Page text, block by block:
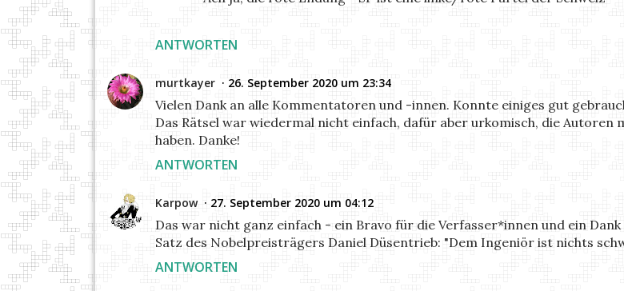
ANTWORTEN
murtkayer 26. September 2020 um 23:34
Vielen Dank an alle Kommentatoren und -innen. Konnte einiges gut
Das Rätsel war wiedermal nicht einfach, dafür aber urkomisch, die Autoren
haben. Danke!
ANTWORTEN
Karpow 27. September 2020 um 04:12
Das war nicht ganz einfach - ein Bravo für die Verfasser*innen und ein
Satz des Nobelpreisträgers Daniel Düsentrieb: "Dem Ingeniör ist nichts
ANTWORTEN